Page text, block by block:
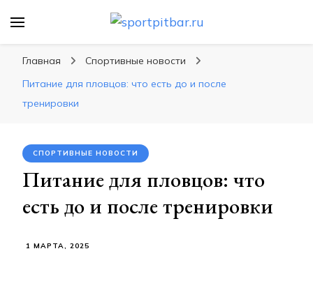
спортивных упражнения, правильные
диеты, программы тренировок
Главная
Спортивные новости
Питание для пловцов: что есть до и после
тренировки
СПОРТИВНЫЕ НОВОСТИ
Питание для пловцов: что
есть до и после тренировки
1 МАРТА, 2025